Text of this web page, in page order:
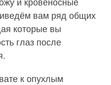
и кровеносные
вам ряд общих
которые вы
глаз после
к опухлым